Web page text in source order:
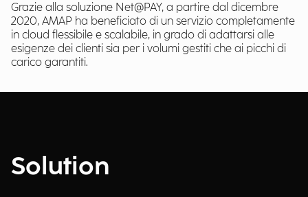
Grazie alla soluzione Net@PAY, a partire dal dicembre
2020, AMAP ha beneficiato di un servizio completamente
in cloud flessibile e scalabile, in grado di adattarsi alle
esigenze dei clienti sia per i volumi gestiti che ai picchi di
carico garantiti.
Solution